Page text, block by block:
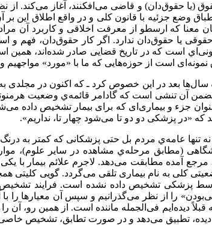
(یا حقوق‌دان) و قاضی می‌افکنند، آغاز می‌کند.
جزئیه با قانون کلی و در واقع اطلاق این بر آن
که ارسطو از معرفت اخلاقی و کاربرد آن
یا حقوق‌دان ندارد. اگر کار حقوق‌دان، فهم و
است که در تاریخ قضايی صادر شده‌اند،
است از حوزه‌هايی که ما با «مورد» مواجهیم
بعد در این خصوص کرد ـ که اکنون در مجلدی به
آن تنشی است که گادامر قائمه‌ي وضعیت
جزء و بیماری‌ای که برای بیمار تشخیص داده
که «در پزشکی دو دو تا می‌شود چهار تا، نداریم».
تنها عامه‌ي مردم بل حتی پزشکانی که کمتر به
(مطابق مرحله‌ي مشاهده در سایر علوم)،
آمده مطابقت می‌دهد. لاجرم علائم بیمار با
کلی به نام بیماری تلقی می‌گردد. گويی کلیتی
پزشکی تشخیص داده نشده است. فرایند
را از نظر می‌گذرانیم و سپس آن معیارها
دیده‌ایم فی‌الجمله ماننده است. از همین رو،
دیده، تطبیق می‌دهد و در صورت تطابق، تشخیص